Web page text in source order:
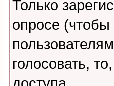
Только
опросе (чтобы
голосовать,